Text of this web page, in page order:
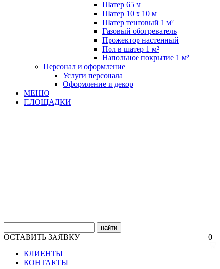
Шатер 65 м
Шатер 10 х 10 м
Шатер тентовый 1 м²
Газовый обогреватель
Прожектор настенный
Пол в шатер 1 м²
Напольное покрытие 1 м²
Персонал и оформление
Услуги персонала
Оформление и декор
МЕНЮ
ПЛОЩАДКИ
найти
0
ОСТАВИТЬ ЗАЯВКУ
КЛИЕНТЫ
КОНТАКТЫ